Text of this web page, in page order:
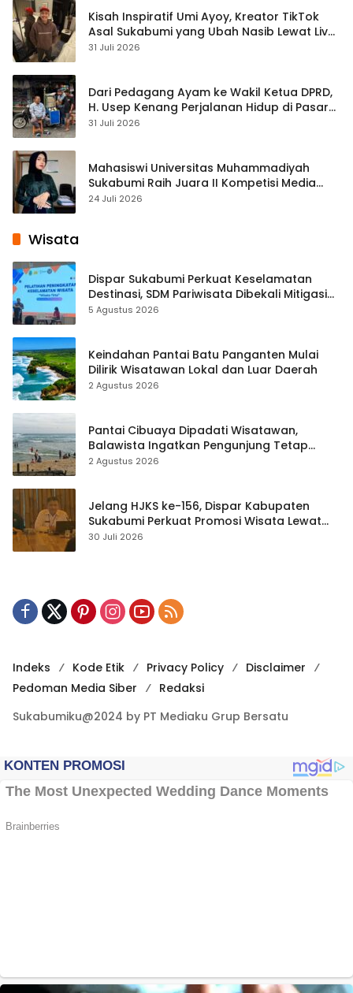
Kisah Inspiratif Umi Ayoy, Kreator TikTok
Asal Sukabumi yang Ubah Nasib Lewat Live
Streaming
31 Juli 2026
Dari Pedagang Ayam ke Wakil Ketua DPRD,
H. Usep Kenang Perjalanan Hidup di Pasar
Cisaat
31 Juli 2026
Mahasiswi Universitas Muhammadiyah
Sukabumi Raih Juara II Kompetisi Media
Pembelajaran Digital Tingkat Internasional
24 Juli 2026
Wisata
Dispar Sukabumi Perkuat Keselamatan
Destinasi, SDM Pariwisata Dibekali Mitigasi
hingga Teknik Evakuasi
5 Agustus 2026
Keindahan Pantai Batu Panganten Mulai
Dilirik Wisatawan Lokal dan Luar Daerah
2 Agustus 2026
Pantai Cibuaya Dipadati Wisatawan,
Balawista Ingatkan Pengunjung Tetap
Waspada
2 Agustus 2026
Jelang HJKS ke-156, Dispar Kabupaten
Sukabumi Perkuat Promosi Wisata Lewat
Publikasi Digital
30 Juli 2026
Indeks Kode Etik Privacy Policy
Disclaimer
Pedoman Media Siber
Redaksi
Sukabumiku@2024 by PT Mediaku Grup Bersatu